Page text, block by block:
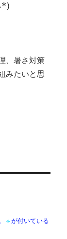
、暑さ対策
みたいと思
※が付いている